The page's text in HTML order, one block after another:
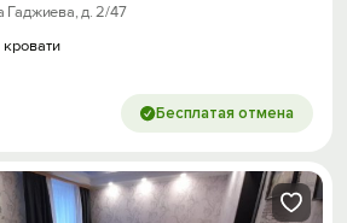
Гаджиева, д. 2/47
Бесплатая отмена